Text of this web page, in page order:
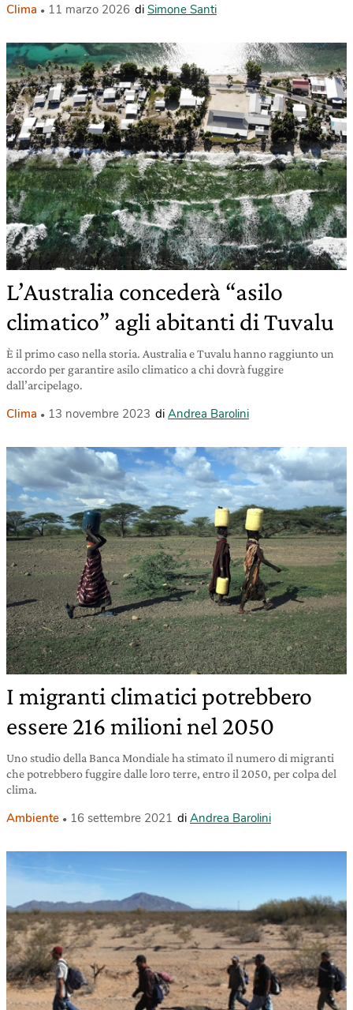
Clima 11 marzo 2026 di Simone Santi
L’Australia concederà “asilo
climatico” agli abitanti di Tuvalu
È il primo caso nella storia. Australia e Tuvalu hanno raggiunto un
accordo per garantire asilo climatico a chi dovrà fuggire
dall’arcipelago.
Clima 13 novembre 2023 di Andrea Barolini
I migranti climatici potrebbero
essere 216 milioni nel 2050
Uno studio della Banca Mondiale ha stimato il numero di migranti
che potrebbero fuggire dalle loro terre, entro il 2050, per colpa del
clima.
Ambiente 16 settembre 2021 di Andrea Barolini